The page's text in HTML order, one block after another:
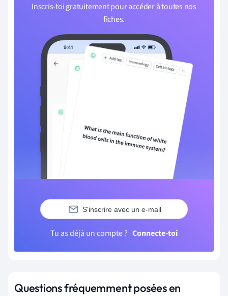
Inscris-toi gratuitement pour accéder à toutes nos
fiches.
S'inscrire avec un e-mail
Tu as déjà un compte ? Connecte-toi
Questions fréquemment posées en